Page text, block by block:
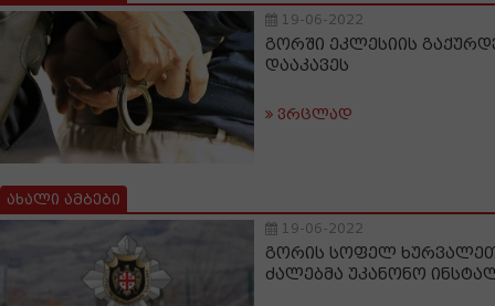
19-06-2022
გორში ეკლესიის
დააკავეს
ვრცლად
ახალი ამბები
19-06-2022
გორის სოფელ
ძალებმა უკანონო